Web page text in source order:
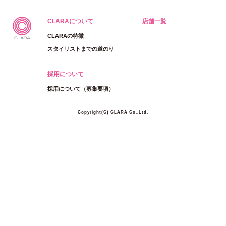
CLARAについて
CLARAの特徴
スタイリストまでの道のり
店舗一覧
採用について
採用について（募集要項）
Copyright(C) CLARA Co.,Ltd.